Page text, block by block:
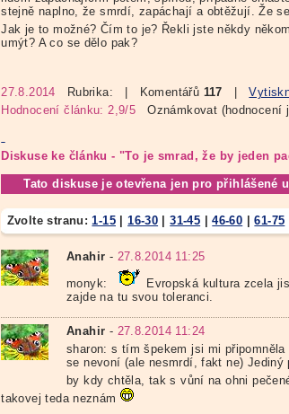
stejně naplno, že smrdí, zapáchají a obtěžují. Že
Jak je to možné? Čím to je? Řekli jste někdy
umýt? A co se dělo pak?
27.8.2014 Rubrika: | Komentářů 117 |
Hodnocení článku: 2,9/5 Oznámkovat (hodnocení
Diskuse ke článku - "To je smrad, že by jeden
Tato diskuse je otevřena jen pro přihlášené
Zvolte stranu:1-15 |16-30 |31-45 |46-60 |61-75
Anahir - 27.8.2014 11:25
monyk:
Evropská kultura zcela
zajde na tu svou toleranci.
Anahir - 27.8.2014 11:24
sharon: s tím špekem jsi mi připomněla
se nevoní (ale nesmrdí, fakt ne) Jediný
by kdy chtěla, tak s vůní na ohni
takovej teda neznám